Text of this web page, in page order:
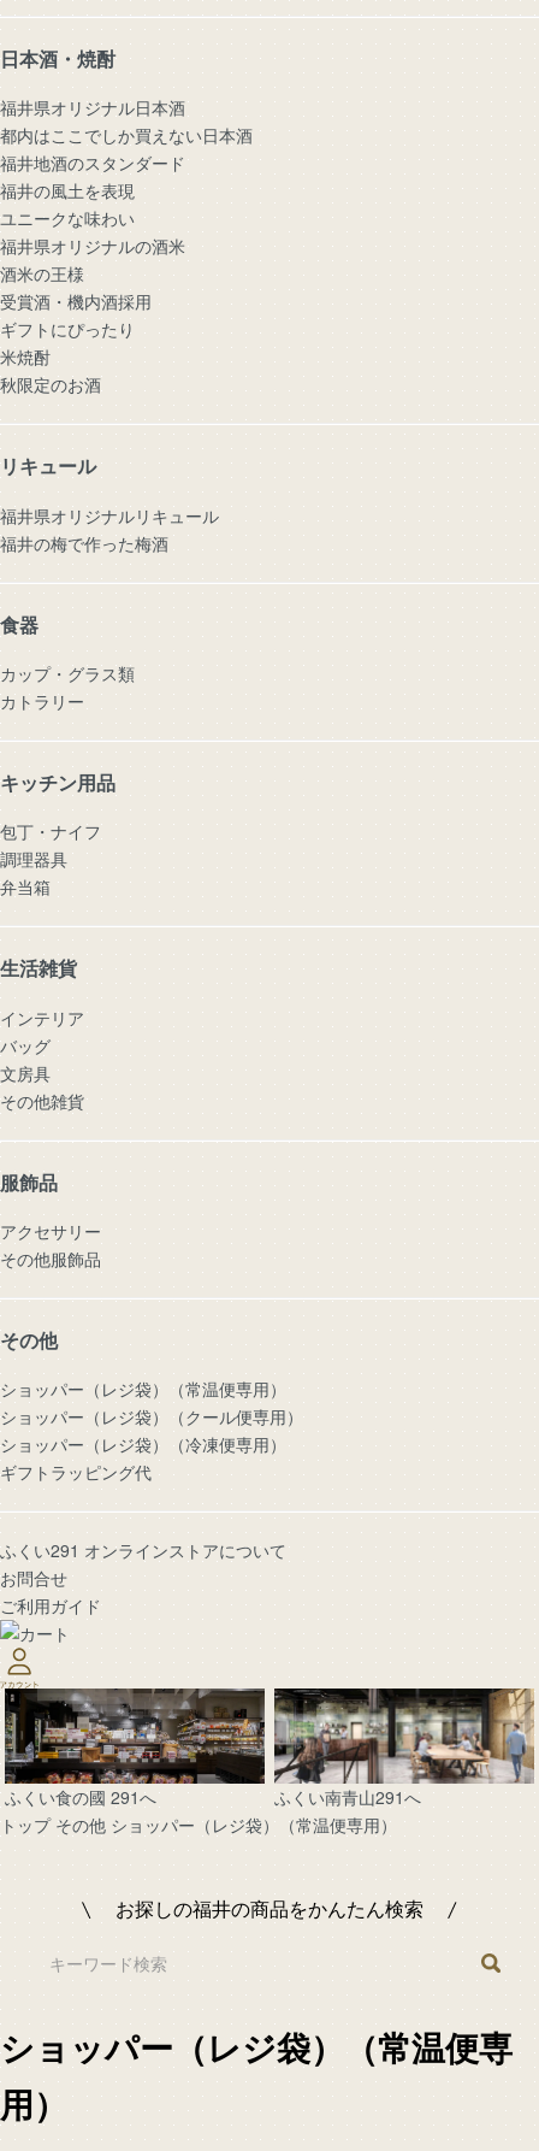
日本酒・焼酎
福井県オリジナル日本酒
都内はここでしか買えない日本酒
福井地酒のスタンダード
福井の風土を表現
ユニークな味わい
福井県オリジナルの酒米
酒米の王様
受賞酒・機内酒採用
ギフトにぴったり
米焼酎
秋限定のお酒
リキュール
福井県オリジナルリキュール
福井の梅で作った梅酒
食器
カップ・グラス類
カトラリー
キッチン用品
包丁・ナイフ
調理器具
弁当箱
生活雑貨
インテリア
バッグ
文房具
その他雑貨
服飾品
アクセサリー
その他服飾品
その他
ショッパー（レジ袋）（常温便専用）
ショッパー（レジ袋）（クール便専用）
ショッパー（レジ袋）（冷凍便専用）
ギフトラッピング代
ふくい291 オンラインストアについて
お問合せ
ご利用ガイド
ふくい食の國 291へ
ふくい南青山291へ
トップ その他 ショッパー（レジ袋）（常温便専用）
お探しの福井の商品をかんたん検索
ショッパー（レジ袋）（常温便専
用）